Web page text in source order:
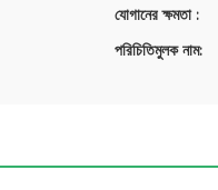
যোগানের ক্ষমতা :
পরিচিতিমুলক নাম: